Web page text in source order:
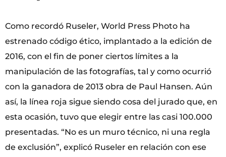
Como recordó Ruseler, World Press Photo ha
estrenado código ético, implantado a la edición de
2016, con el fin de poner ciertos límites a la
manipulación de las fotografías, tal y como ocurrió
con la ganadora de 2013 obra de Paul Hansen. Aún
así, la línea roja sigue siendo cosa del jurado que, en
esta ocasión, tuvo que elegir entre las casi 100.000
presentadas. “No es un muro técnico, ni una regla
de exclusión”, explicó Ruseler en relación con ese